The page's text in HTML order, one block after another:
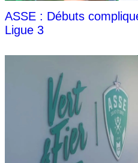
ASSE : Débuts
Ligue 3